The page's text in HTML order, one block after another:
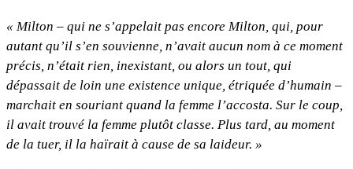
« Milton – qui ne s’appelait pas encore Milton, qui, pour
autant qu’il s’en souvienne, n’avait aucun nom à ce moment
précis, n’était rien, inexistant, ou alors un tout, qui
dépassait de loin une existence unique, étriquée d’humain –
marchait en souriant quand la femme l’accosta. Sur le coup,
il avait trouvé la femme plutôt classe. Plus tard, au moment
de la tuer, il la haïrait à cause de sa laideur. »